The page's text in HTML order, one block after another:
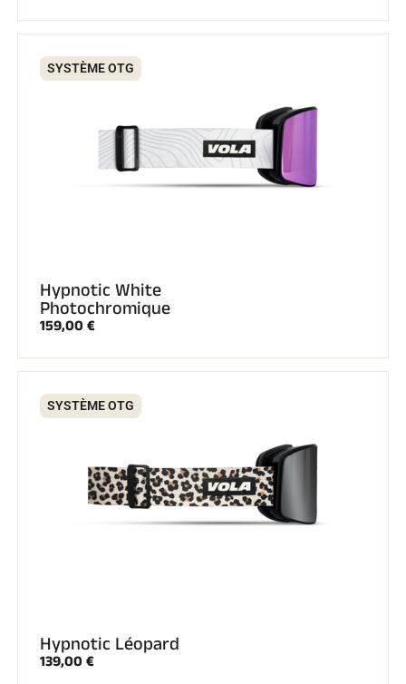
SYSTÈME OTG
Hypnotic White
Photochromique
159,00 €
SYSTÈME OTG
Hypnotic Léopard
139,00 €